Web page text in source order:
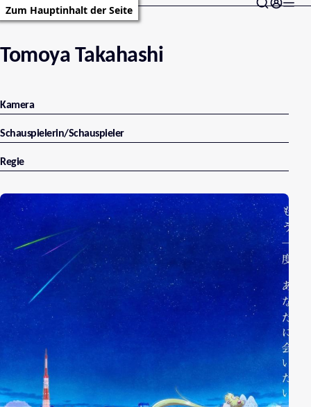
Zum Hauptinhalt der Seite
Tomoya Takahashi
Kamera
Schauspielerin/Schauspieler
Regie